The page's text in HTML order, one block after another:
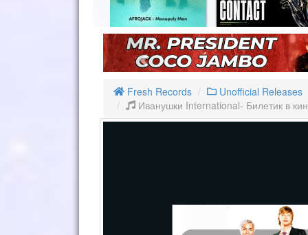
Fresh Records
Unofficial Releases
Иванушки International- Билетик в